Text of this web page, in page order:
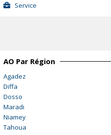
Service
AO Par Région
Agadez
Diffa
Dosso
Maradi
Niamey
Tahoua